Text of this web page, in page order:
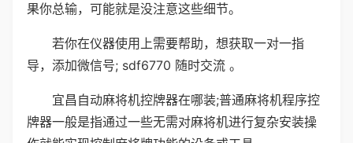
果你总输，可能就是没注意这些细节。
若你在仪器使用上需要帮助，想获取一对一指
导，添加微信号; sdf6770 随时交流 。
宜昌自动麻将机控牌器在哪装;普通麻将机程序控
牌器一般是指通过一些无需对麻将机进行复杂安装操